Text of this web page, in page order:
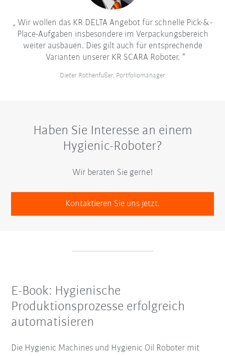
Wir wollen das KR DELTA Angebot für schnelle Pick-&-
Place-Aufgaben insbesondere im Verpackungsbereich
weiter ausbauen. Dies gilt auch für entsprechende
Varianten unserer KR SCARA Roboter.
Dieter Rothenfußer, Portfoliomanager
Haben Sie Interesse an einem
Hygienic-Roboter?
Wir beraten Sie gerne!
Kontaktieren Sie uns jetzt.
E-Book: Hygienische
Produktionsprozesse erfolgreich
automatisieren
Die Hygienic Machines und Hygienic Oil Roboter mit